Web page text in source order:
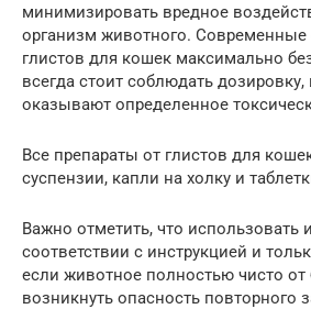
минимизировать вредное
организм животного. Современные
глистов для кошек максимально
всегда стоит соблюдать дозировку,
оказывают определенное
Все препараты от глистов для
суспензии, капли на холку и
Важно отметить, что использовать
соответствии с инструкцией и
если животное полностью чисто от
возникнуть опасность повторного